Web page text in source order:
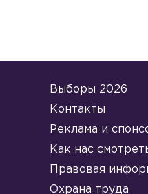
Выборы 2026
Контакты
Реклама и
Как нас
Правовая
Охрана труда